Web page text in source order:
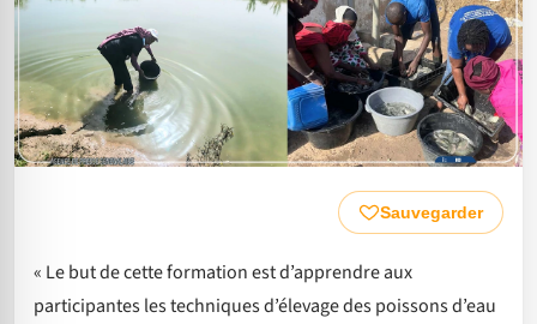
Sauvegarder
« Le but de cette formation est d’apprendre aux
participantes les techniques d’élevage des poissons d’eau